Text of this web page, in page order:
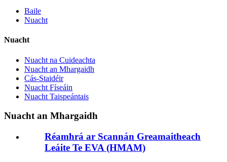
Baile
Nuacht
Nuacht
Nuacht na Cuideachta
Nuacht an Mhargaidh
Cás-Staidéir
Nuacht Físeáin
Nuacht Taispeántais
Nuacht an Mhargaidh
Réamhrá ar Scannán Greamaitheach
Leáite Te EVA (HMAM)